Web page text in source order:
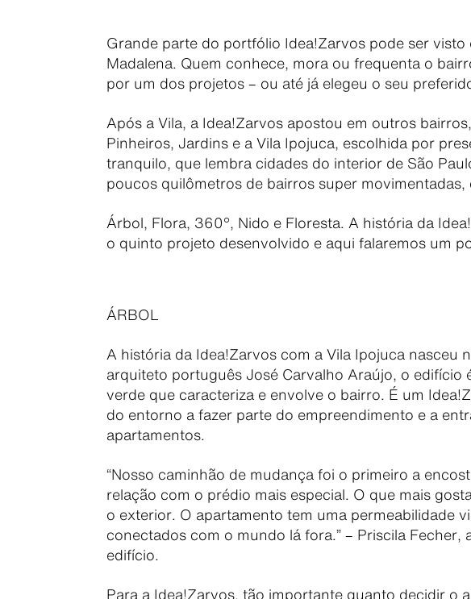
Grande parte do portfólio Idea!Zarvos pode ser visto
Madalena. Quem conhece, mora ou frequenta o
por um dos projetos – ou até já elegeu o seu
Após a Vila, a Idea!Zarvos apostou em outros
Pinheiros, Jardins e a Vila Ipojuca, escolhida por
tranquilo, que lembra cidades do interior de São
poucos quilômetros de bairros super movimentadas,
Árbol, Flora, 360°, Nido e Floresta. A história da
o quinto projeto desenvolvido e aqui falaremos um
ÁRBOL
A história da Idea!Zarvos com a Vila Ipojuca nasceu
arquiteto português José Carvalho Araújo, o edifício
verde que caracteriza e envolve o bairro. É um
do entorno a fazer parte do empreendimento e a
apartamentos.
“Nosso caminhão de mudança foi o primeiro a
relação com o prédio mais especial. O que mais
o exterior. O apartamento tem uma permeabilidade
conectados com o mundo lá fora.” – Priscila Fecher,
edifício.
Para a Idea!Zarvos, tão importante quanto decidir o